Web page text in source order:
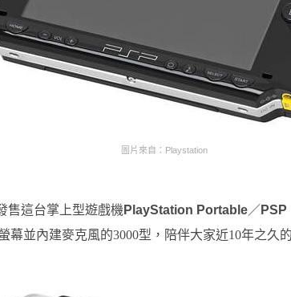
圖片來自：Playstation
售這台掌上型遊戲機 PlayStation Portable／ PSP
幕並內建麥克風的3000型，陪伴大家近10年之久